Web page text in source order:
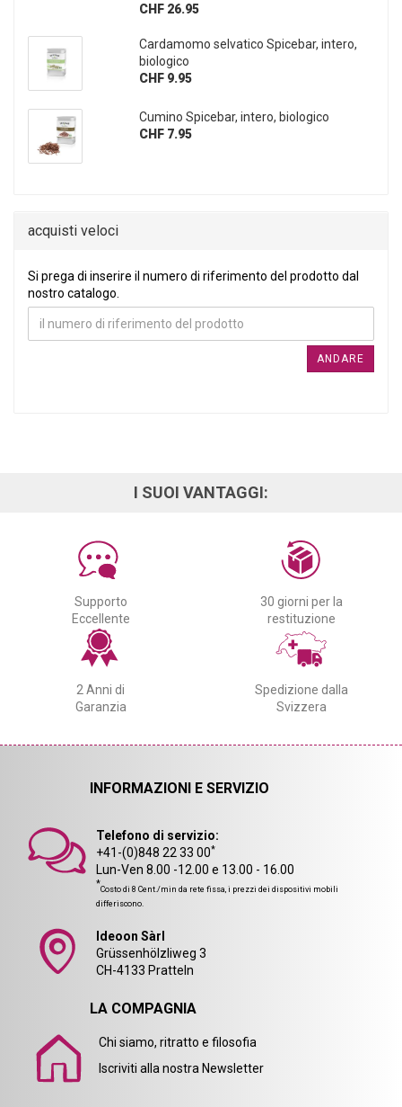
CHF 26.95
Cardamomo selvatico Spicebar, intero,
biologico
CHF 9.95
Cumino Spicebar, intero, biologico
CHF 7.95
acquisti veloci
SI PREGA DI INSERIRE IL NUMERO DI RIFERIMENTO DEL
Si prega di inserire il numero di riferimento del prodotto dal
nostro catalogo.
ANDARE
I SUOI VANTAGGI:
Supporto
Eccellente
30 giorni per la
restituzione
2 Anni di
Garanzia
Spedizione dalla
Svizzera
INFORMAZIONI E SERVIZIO
Telefono di servizio:
+41-(0)848 22 33 00*
Lun-Ven 8.00 -12.00 e 13.00 - 16.00
*Costo di 8 Cent./min da rete fissa, i prezzi dei dispositivi mobili
differiscono.
Ideoon Sàrl
Grüssenhölzliweg 3
CH-4133 Pratteln
LA COMPAGNIA
Chi siamo, ritratto e filosofia
Iscriviti alla nostra Newsletter